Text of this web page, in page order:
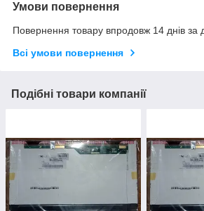
Умови повернення
Повернення товару впродовж 14 днів за
Всі умови повернення
Подібні товари компанії